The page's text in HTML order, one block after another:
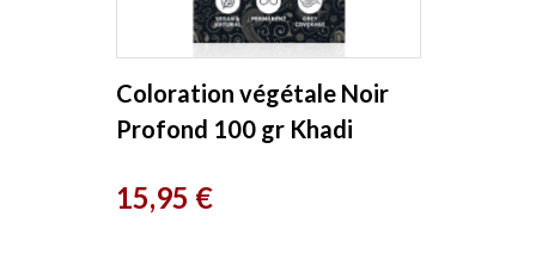
Coloration végétale Noir
Profond 100 gr Khadi
Prix
15,95 €